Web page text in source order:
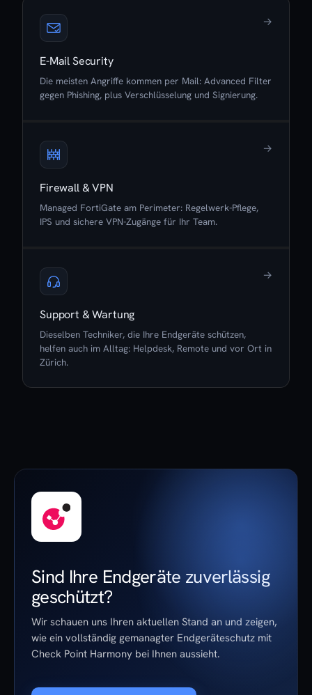
E-Mail Security
Die meisten Angriffe kommen per Mail: Advanced Filter
gegen Phishing, plus Verschlüsselung und Signierung.
→
Firewall & VPN
Managed FortiGate am Perimeter: Regelwerk-Pflege,
IPS und sichere VPN-Zugänge für Ihr Team.
→
Support & Wartung
Dieselben Techniker, die Ihre Endgeräte schützen,
helfen auch im Alltag: Helpdesk, Remote und vor Ort in
Zürich.
→
Sind Ihre Endgeräte zuverlässig
geschützt?
Wir schauen uns Ihren aktuellen Stand an und zeigen,
wie ein vollständig gemanagter Endgeräteschutz mit
Check Point Harmony bei Ihnen aussieht.